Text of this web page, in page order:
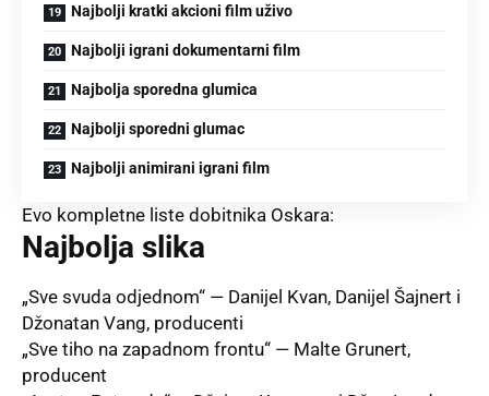
Najbolji kratki akcioni film uživo
Najbolji igrani dokumentarni film
Najbolja sporedna glumica
Najbolji sporedni glumac
Najbolji animirani igrani film
Evo kompletne liste dobitnika Oskara:
Najbolja slika
„Sve svuda odjednom“ — Danijel Kvan, Danijel Šajnert i
Džonatan Vang, producenti
„Sve tiho na zapadnom frontu“ — Malte Grunert,
producent